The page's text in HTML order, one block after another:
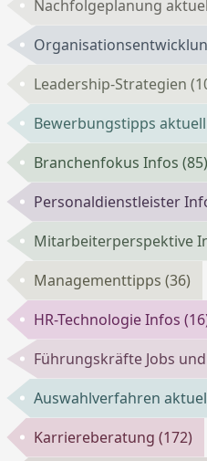
Nachfolgeplanung
Leadership-Strategien
Bewerbungstipps
Branchenfokus Infos(85)
Personaldienstleister
Mitarbeiterperspektive
Managementtipps(36)
HR-Technologie Infos
Führungskräfte Jobs
Auswahlverfahren
Karriereberatung(172)